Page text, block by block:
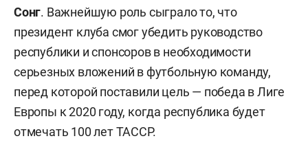
Сонг. Важнейшую роль сыграло то, что
президент клуба смог убедить руководство
республики и спонсоров в необходимости
серьезных вложений в футбольную команду,
перед которой поставили цель — победа в Лиге
Европы к 2020 году, когда республика будет
отмечать 100 лет ТАССР.